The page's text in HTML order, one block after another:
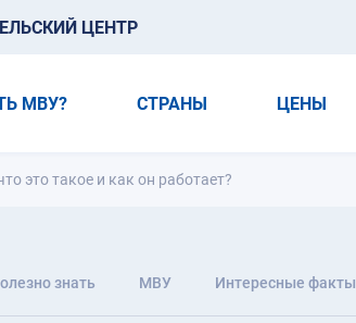
ЦЕНТР
МВУ? СТРАНЫ ЦЕНЫ
это такое и как он работает?
знать МВУ Интересные факты